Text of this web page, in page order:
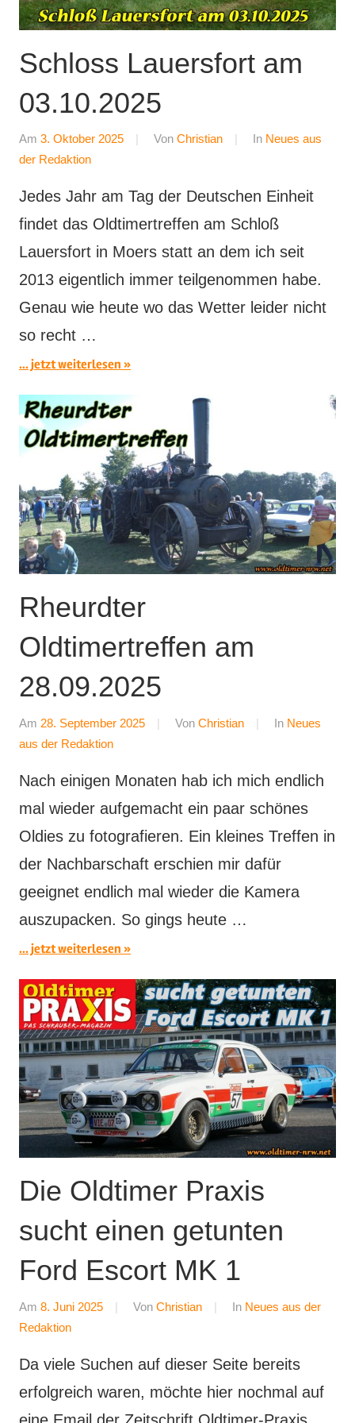
Schloss Lauersfort am
03.10.2025
Am 3. Oktober 2025 Von Christian In Neues aus
der Redaktion
Jedes Jahr am Tag der Deutschen Einheit
findet das Oldtimertreffen am Schloß
Lauersfort in Moers statt an dem ich seit
2013 eigentlich immer teilgenommen habe.
Genau wie heute wo das Wetter leider nicht
so recht …
... jetzt weiterlesen
Rheurdter
Oldtimertreffen am
28.09.2025
Am 28. September 2025 Von Christian In Neues
aus der Redaktion
Nach einigen Monaten hab ich mich endlich
mal wieder aufgemacht ein paar schönes
Oldies zu fotografieren. Ein kleines Treffen in
der Nachbarschaft erschien mir dafür
geeignet endlich mal wieder die Kamera
auszupacken. So gings heute …
... jetzt weiterlesen
Die Oldtimer Praxis
sucht einen getunten
Ford Escort MK 1
Am 8. Juni 2025 Von Christian In Neues aus der
Redaktion
Da viele Suchen auf dieser Seite bereits
erfolgreich waren, möchte hier nochmal auf